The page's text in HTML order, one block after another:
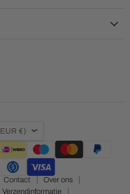
(EUR €)
Contact
Over ons
Verzendinformatie